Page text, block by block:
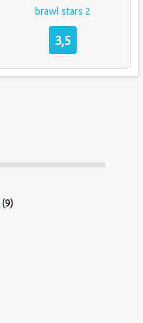
brawl stars 2
3,5
(9)